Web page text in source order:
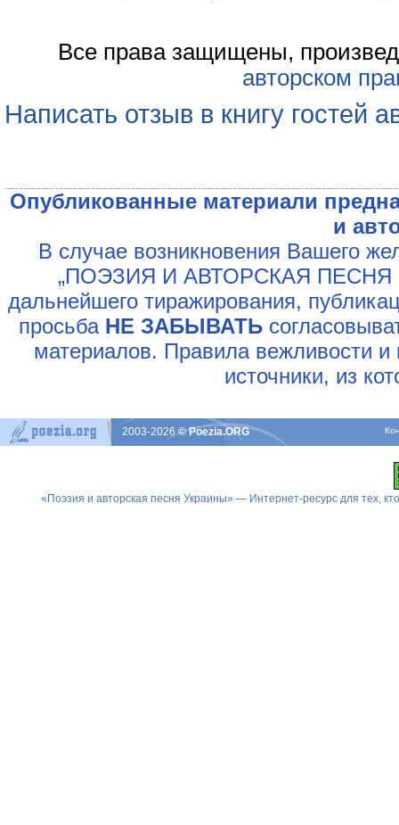
Все права защищены,
авторском
Написать отзыв в книгу гостей
Опубликованные материали
и
В случае возникновения Вашего
„ПОЭЗИЯ И АВТОРСКАЯ ПЕСНЯ
дальнейшего тиражирования,
просьба НЕ ЗАБЫВАТЬ
материалов. Правила вежливости и
источники, из
2003-2026© Poezia.ORG
«Поэзия и авторская песня Украины» — Интернет-ресурс для тех,